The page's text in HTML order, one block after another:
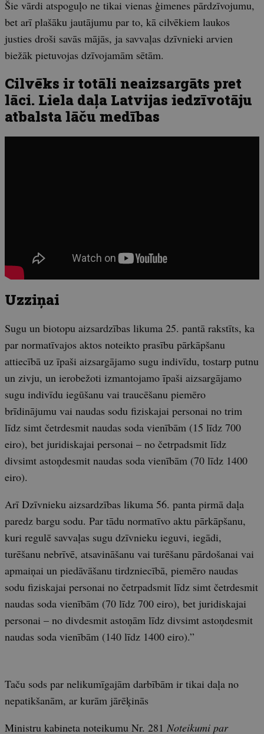
Šie vārdi atspoguļo ne tikai vienas ģimenes pārdzīvojumu,
bet arī plašāku jautājumu par to, kā cilvēkiem laukos
justies droši savās mājās, ja savvaļas dzīvnieki arvien
biežāk pietuvojas dzīvojamām sētām.
Cilvēks ir totāli neaizsargāts pret
lāci. Liela daļa Latvijas iedzīvotāju
atbalsta lāču medības
Uzziņai
Sugu un biotopu aizsardzības likuma 25. pantā rakstīts, ka
par normatīvajos aktos noteikto prasību pārkāpšanu
attiecībā uz īpaši aizsargājamo sugu indivīdu, tostarp putnu
un zivju, un ierobežoti izmantojamo īpaši aizsargājamo
sugu indivīdu iegūšanu vai traucēšanu piemēro
brīdinājumu vai naudas sodu fiziskajai personai no trim
līdz simt četrdesmit naudas soda vienībām (15 līdz 700
eiro), bet juridiskajai personai – no četrpadsmit līdz
divsimt astoņdesmit naudas soda vienībām (70 līdz 1400
eiro).
Arī Dzīvnieku aizsardzības likuma 56. panta pirmā daļa
paredz bargu sodu. Par tādu normatīvo aktu pārkāpšanu,
kuri regulē savvaļas sugu dzīvnieku ieguvi, iegādi,
turēšanu nebrīvē, atsavināšanu vai turēšanu pārdošanai vai
apmaiņai un piedāvāšanu tirdzniecībā, piemēro naudas
sodu fiziskajai personai no četrpadsmit līdz simt četrdesmit
naudas soda vienībām (70 līdz 700 eiro), bet juridiskajai
personai – no divdesmit astoņām līdz divsimt astoņdesmit
naudas soda vienībām (140 līdz 1400 eiro).”
Taču sods par nelikumīgajām darbībām ir tikai daļa no
nepatikšanām, ar kurām jārēķinās
Ministru kabineta noteikumu Nr. 281 Noteikumi par